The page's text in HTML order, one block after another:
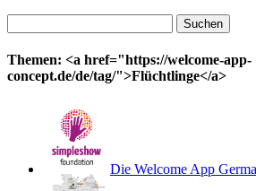
nach:
Themen: <a href="https://welcome-app-
concept.de/de/tag/">Flüchtlinge</a>
Die Welcome App